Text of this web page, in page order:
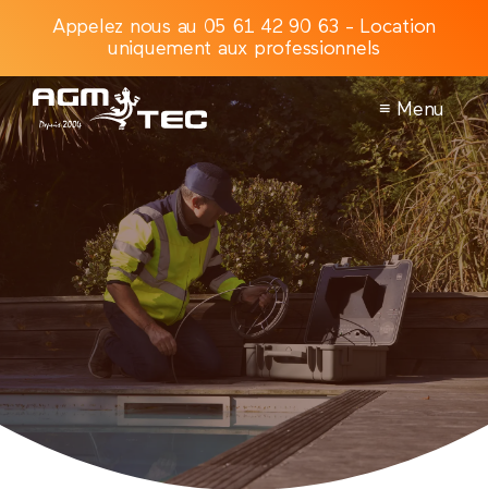
Appelez nous au 05 61 42 90 63 - Location
uniquement aux professionnels
≡ Menu